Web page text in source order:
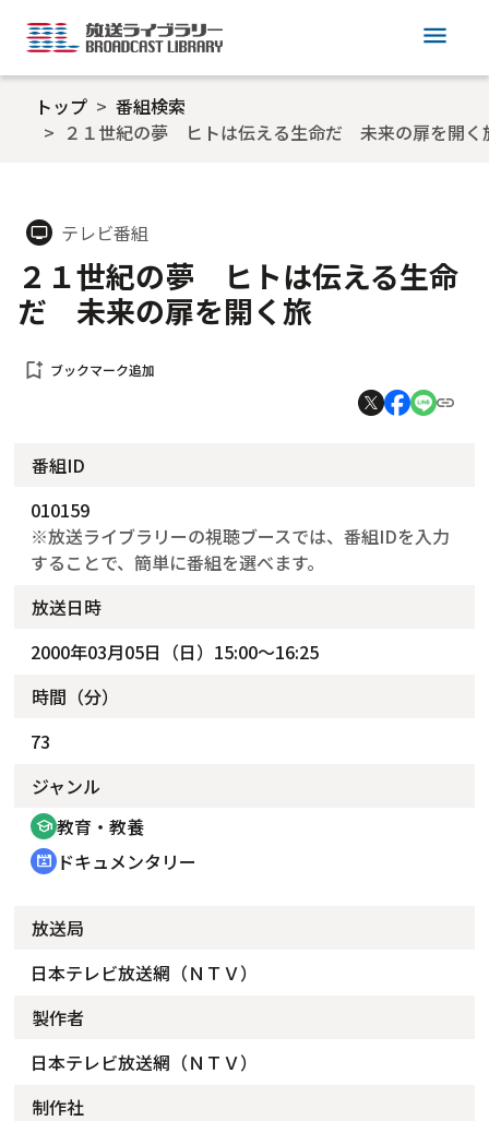
menu
トップ
番組検索
２１世紀の夢 ヒトは伝える生命だ 未来の扉を開く
tv テレビ番組
２１世紀の夢 ヒトは伝える生命
だ 未来の扉を開く旅
bookmark_add ブックマーク追加
番組ID
010159
※放送ライブラリーの視聴ブースでは、番組IDを入力
することで、簡単に番組を選べます。
放送日時
2000年03月05日（日）15:00～16:25
時間（分）
73
ジャンル
school 教育・教養
cinematic_blur ドキュメンタリー
放送局
日本テレビ放送網（ＮＴＶ）
製作者
日本テレビ放送網（ＮＴＶ）
制作社